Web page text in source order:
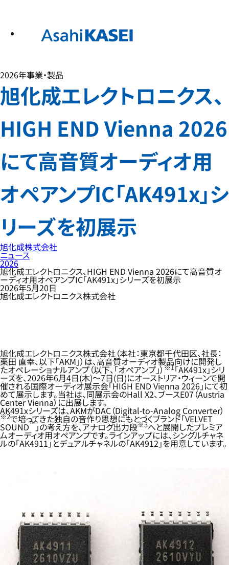
2026年事業・製品
旭化成エレクトロニクス、
HIGH END Vienna 2026
にて高音質オーディオ用
オペアンプIC「AK491x」シ
リーズを初展示
旭化成株式会社
ニュース
2026
旭化成エレクトロニクス、HIGH END Vienna 2026にて高音質オ
ーディオ用オペアンプIC「AK491x」シリーズを初展示
2026年5月20日
旭化成エレクトロニクス株式会社
旭化成エレクトロニクス株式会社（本社：東京都千代田区、社長：
栗田 直幸、以下「AKM」）は、高音質オーディオ製品向けに開発し
たオペレーショナルアンプ（以下、「オペアンプ」）※1「AK491x」シリ
ーズを、2026年6月4日(木)～7日(日)にオーストリア・ウィーンで開
催される国際オーディオ展示会「HIGH END Vienna 2026」にて初
めて展示します。当社は、同展示会のHall X2、ブースE07（Austria
Center Vienna）に出展します。
AK491xシリーズは、AKMがDAC（Digital-to-Analog Converter）
※2で培ってきた独自の音作り思想にもとづくブランド「VELVET
SOUND™」の考え方を、アナログ出力段※3へと展開したプレミア
ムオーディオ用オペアンプです。ラインアップには、シングルチャネ
ルの「AK4911」とデュアルチャネルの「AK4912」を用意しています。